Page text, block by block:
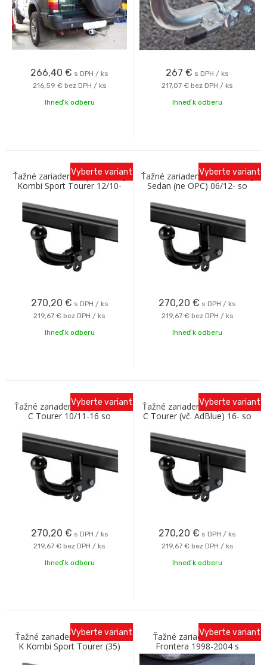
266,40 € s DPH / ks
216,59 € bez DPH / ks
Ihneď k odberu
267 € s DPH / ks
217,07 € bez DPH / ks
Ihneď k odberu
Ťažné zariadenie Opel Astra J
Kombi Sport Tourer 12/10-
so skrutkovým odnímaním
270,20 € s DPH / ks
219,67 € bez DPH / ks
Vyberte variant
Ihneď k odberu
Ťažné zariadenie Opel Astra J
Sedan (ne OPC) 06/12- so
270,20 € s DPH / ks
219,67 € bez DPH / ks
Vyberte variant
Ihneď k odberu
Ťažné zariadenie Opel Zafira
C Tourer 10/11-16 so
270,20 € s DPH / ks
219,67 € bez DPH / ks
Vyberte variant
Ihneď k odberu
Ťažné zariadenie Opel Zafira
C Tourer (vč. AdBlue) 16- so
270,20 € s DPH / ks
219,67 € bez DPH / ks
Vyberte variant
Ihneď k odberu
Ťažné zariadenie Opel Astra
K Kombi Sport Tourer (35)
11/15- so skrutkovým
Vyberte variant
Ťažné zariadenie OPEL
Frontera 1998-2004 s
bajonetovým odnímaním C
Vyberte variant